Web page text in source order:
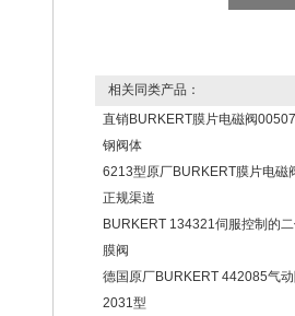
相关同类产品：
直销BURKERT膜片电磁阀
钢阀体
6213型原厂BURKERT膜片电磁
正规渠道
BURKERT 134321伺服控制的
膜阀
德国原厂BURKERT 442085气
2031型